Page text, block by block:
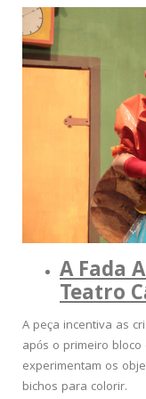
A Fada
Teatro
A peça incentiva as
após o primeiro
experimentam os
bichos para colorir.